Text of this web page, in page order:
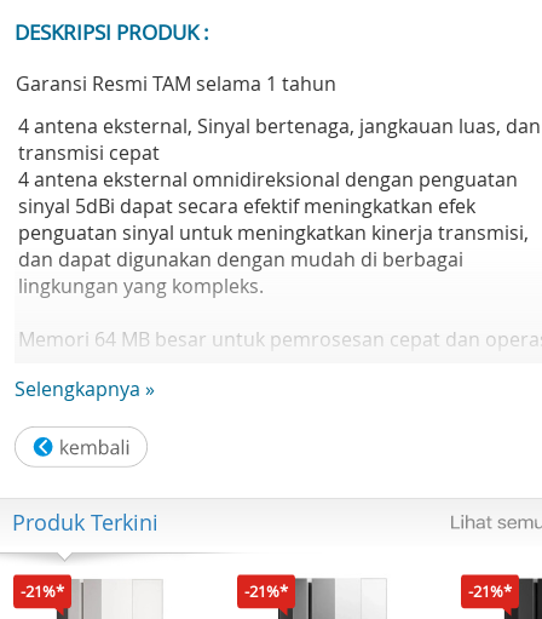
DESKRIPSI PRODUK :
Garansi Resmi TAM selama 1 tahun
4 antena eksternal, Sinyal bertenaga, jangkauan luas, dan
transmisi cepat
4 antena eksternal omnidireksional dengan penguatan
sinyal 5dBi dapat secara efektif meningkatkan efek
penguatan sinyal untuk meningkatkan kinerja transmisi,
dan dapat digunakan dengan mudah di berbagai
lingkungan yang kompleks.
Memori 64 MB besar untuk pemrosesan cepat dan
Dengan memori hingga 64MB, transmisi data lebih stabil,
konektivitas stabil dari lebih banyak perangkat pintar.
Hingga 32 perangkat dapat dihubungkan, menjadi sentral
untuk perangkat Xiaomi Smart Home di rumah Anda
Batas kecepatan cerdas untuk akses internet yang lebih
cepat
Anda dapat memilih konfigurasi router sesuai dengan
Selengkapnya »
Produk Terkini
-21%* -21%* -21%*